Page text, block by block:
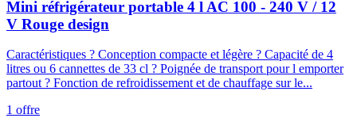
Mini réfrigérateur portable 4 l AC 100 - 240 V / 12
V Rouge design
Caractéristiques ? Conception compacte et légère ? Capacité de 4
litres ou 6 cannettes de 33 cl ? Poignée de transport pour l emporter
partout ? Fonction de refroidissement et de chauffage sur le...
1 offre